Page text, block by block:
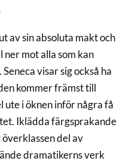
av sin absoluta makt och
ner mot alla som kan
visar sig också ha
kommer främst till
ute i öknen inför några få
Iklädda färgsprakande
del av
dramatikerns verk